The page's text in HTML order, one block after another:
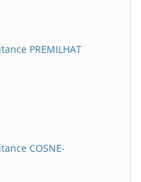
PREMILHAT
COSNE-